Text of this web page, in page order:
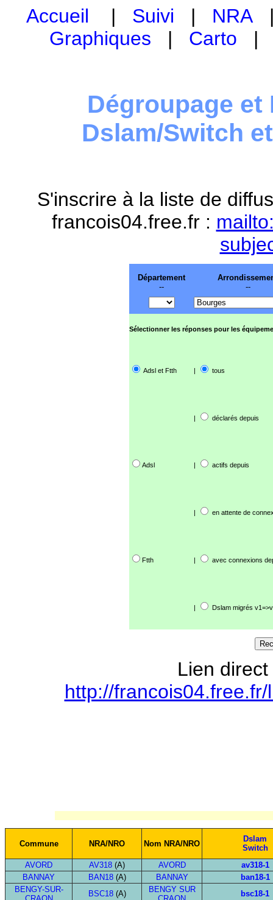
Accueil | Suivi | NRA
Graphiques | Carto
Dégroupage et
Dslam/Switch
S'inscrire à la liste de
francois04.free.fr :
Département
--
--
Sélectionner les réponses pour les
Adsl et Ftth | tous
| déclarés depuis
Adsl | actifs depuis
| en attente de
Ftth | avec connexions
| Dslam migrés
Lien
http://
Commune NRA/NRO Nom NRA/NRO
Dslam
Switch
AVORD
AV318 (A) AVORD
av318-1
BANNAY
BAN18(A) BANNAY
ban18-1
BENGY-SUR-
BSC18(A)
BENGY SUR
bsc18-1